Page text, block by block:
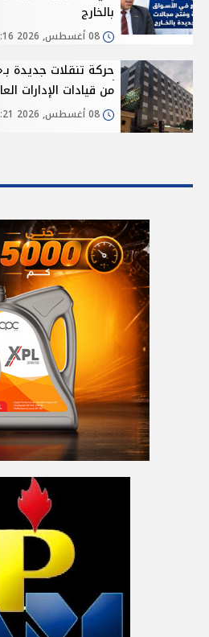
بالخارج
من قيادات الإدارات